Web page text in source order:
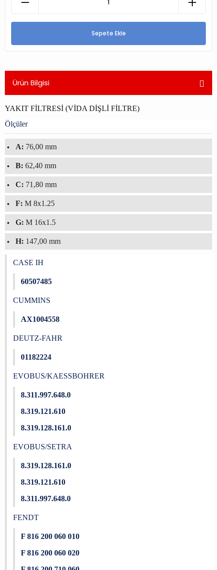
Sepete Ekle
Ürün Bilgisi
YAKIT FİLTRESİ (VİDA DİŞLİ FİLTRE)
Ölçüler
A: 76,00 mm
B: 62,40 mm
C: 71,80 mm
F: M 8x1.25
G: M 16x1.5
H: 147,00 mm
CASE IH
60507485
CUMMINS
AX1004558
DEUTZ-FAHR
01182224
EVOBUS/KAESSBOHRER
8.311.997.648.0
8.319.121.610
8.319.128.161.0
EVOBUS/SETRA
8.319.128.161.0
8.319.121.610
8.311.997.648.0
FENDT
F 816 200 060 010
F 816 200 060 020